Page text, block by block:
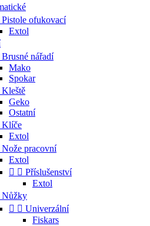
Pistole ofukovací
Extol
Brusné nářadí
Mako
Spokar
Kleště
Geko
Ostatní
Klíče
Extol
Nože pracovní
Extol
  Příslušenství
Extol
Nůžky
  Univerzální
Fiskars